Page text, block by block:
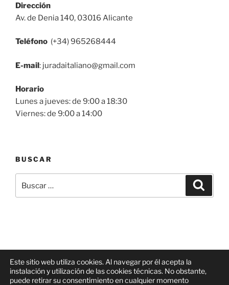
Dirección
Av. de Denia 140, 03016 Alicante
Teléfono (+34) 965268444
E-mail: juradaitaliano@gmail.com
Horario
Lunes a jueves: de 9:00 a 18:30
Viernes: de 9:00 a 14:00
BUSCAR
por:
FacebookCorreo Linkedin
Este sitio web utiliza cookies. Al navegar por él acepta la
instalación y utilización de las cookies técnicas. No obstante,
puede retirar su consentimiento en cualquier momento